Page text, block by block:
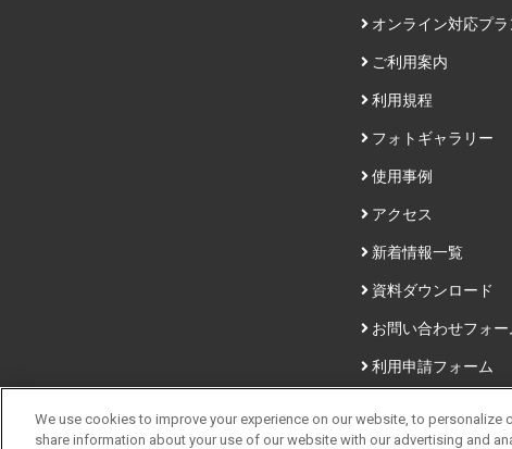
オンライン対応プラ
ご利用案内
利用規程
フォトギャラリー
使用事例
アクセス
新着情報一覧
資料ダウンロード
お問い合わせフォー
利用申請フォーム
We use cookies to improve your experience on our website, to personalize
share information about your use of our website with our advertising and